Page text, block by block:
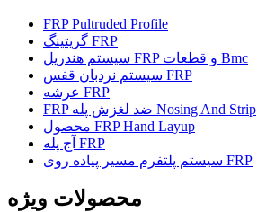
FRP Pultruded Profile
گریتینگ FRP
سیستم هندریل FRP و قطعات Bmc
سیستم نردبان قفس FRP
عرشه FRP
FRP ضد لغزش پله Nosing And Strip
محصول FRP Hand Layup
آج پله FRP
سیستم پلتفرم مسیر پیاده روی FRP
محصولات ویژه